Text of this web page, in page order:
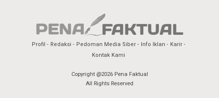
Profil Redaksi Pedoman Media Siber Info Iklan
Karir
Kontak Kami
Copyright @2026 Pena Faktual
All Rights Reserved